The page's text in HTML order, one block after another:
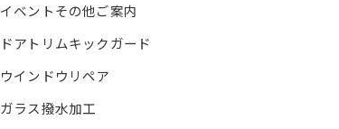
イベントその他ご案内
ドアトリムキックガード
ウインドウリペア
ガラス撥水加工